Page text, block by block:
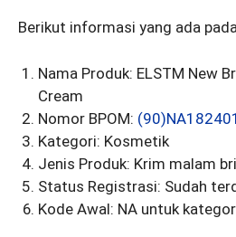
Berikut informasi yang ada
Nama Produk: ELSTM New
Cream
Nomor BPOM:
Kategori: Kosmetik
Jenis Produk: Krim malam
Status Registrasi: Sudah
Kode Awal: NA untuk